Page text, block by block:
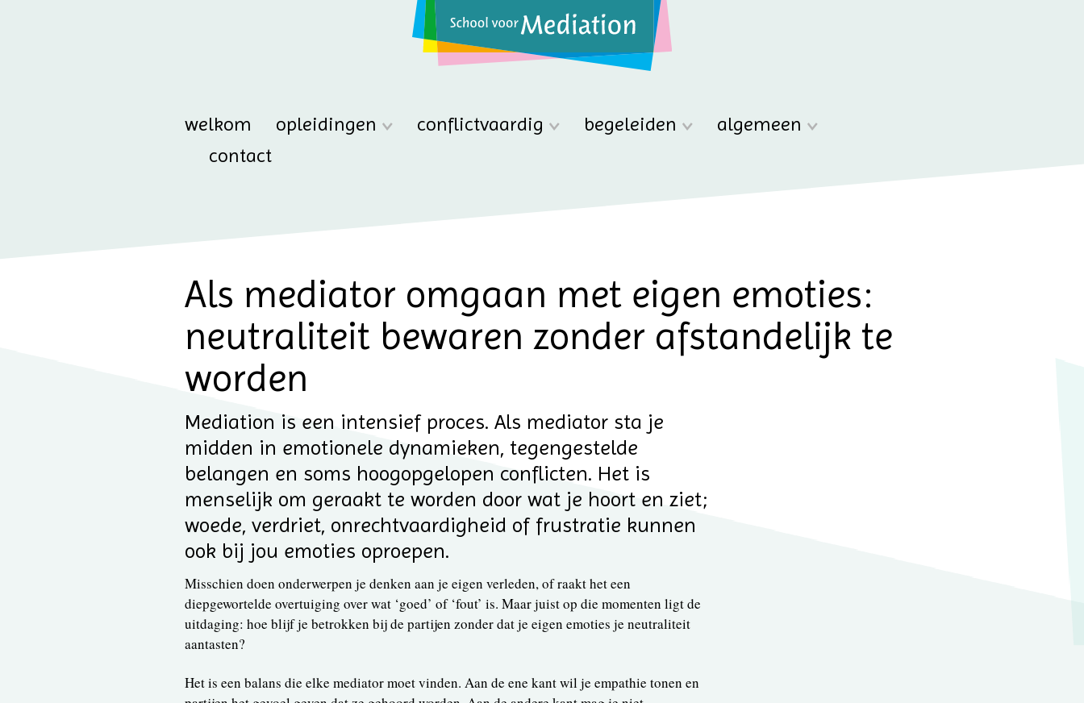
welkom opleidingen conflictvaardig begeleiden
algemeen
contact
Als mediator omgaan met eigen emoties:
neutraliteit bewaren zonder afstandelijk te
worden
Mediation is een intensief proces. Als mediator sta je
midden in emotionele dynamieken, tegengestelde
belangen en soms hoogopgelopen conflicten. Het is
menselijk om geraakt te worden door wat je hoort en ziet;
woede, verdriet, onrechtvaardigheid of frustratie kunnen
ook bij jou emoties oproepen.
Misschien doen onderwerpen je denken aan je eigen verleden, of raakt het een
diepgewortelde overtuiging over wat ‘goed’ of ‘fout’ is. Maar juist op die momenten ligt de
uitdaging: hoe blijf je betrokken bij de partijen zonder dat je eigen emoties je neutraliteit
aantasten?
Het is een balans die elke mediator moet vinden. Aan de ene kant wil je empathie tonen en